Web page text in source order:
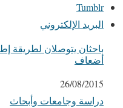
Tumblr
البريد الإلكتروني
باحثان يتوصلان لطريقة
أضعاف
التاريخ
26/08/2015
في ما يتعلق بما يأتي
دراسة وجامعات وأبحاث